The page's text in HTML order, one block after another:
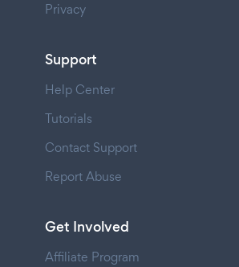
Privacy
Support
Help Center
Tutorials
Contact Support
Report Abuse
Get Involved
Affiliate Program